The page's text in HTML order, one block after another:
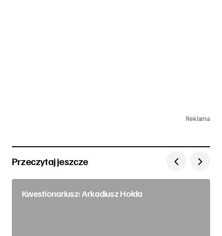
Reklama
Przeczytaj jeszcze
Kwestionariusz: Arkadiusz Hołda